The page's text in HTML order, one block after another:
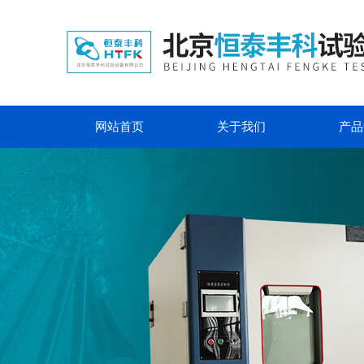
网站首页 关于我们 产